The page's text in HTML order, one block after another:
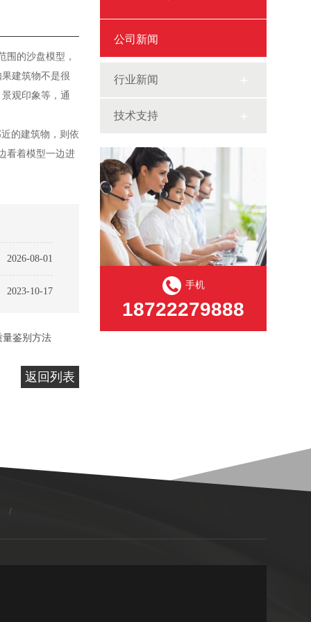
围的沙盘模型，
建筑物不是很
观印象等，通
的建筑物，则依
看着模型一边进
2026-08-01
2023-10-17
量鉴别方法
返回列表
公司新闻
行业新闻
技术支持
手机
18722279888
/